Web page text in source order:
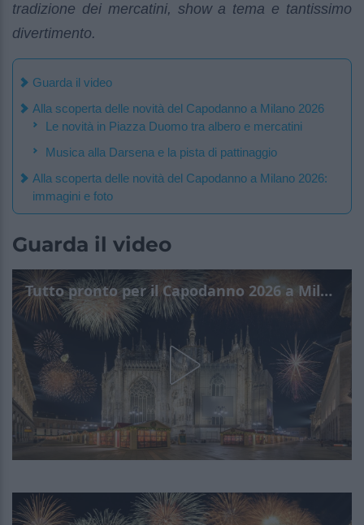
tradizione dei mercatini, show a tema e tantissimo
divertimento.
Guarda il video
Alla scoperta delle novità del Capodanno a Milano 2026
Le novità in Piazza Duomo tra albero e mercatini
Musica alla Darsena e la pista di pattinaggio
Alla scoperta delle novità del Capodanno a Milano 2026:
immagini e foto
Guarda il video
Tutto pronto per il Capodanno 2026 a Milano: info, dove e programma